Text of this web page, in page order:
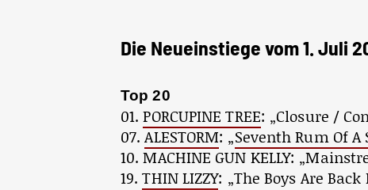
Die Neueinstiege vom 1. Juli
Top 20
01.PORCUPINE TREE: „Closure /
07.ALESTORM: „Seventh Rum Of
10. MACHINE GUN KELLY:
19.THIN LIZZY: „The Boys Are